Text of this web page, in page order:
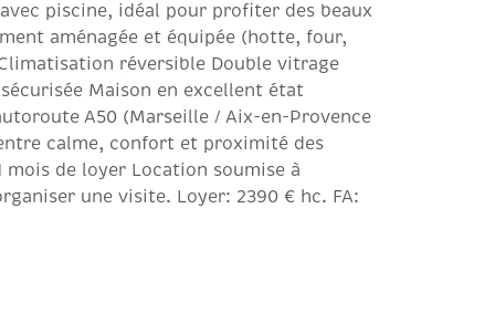
piscine, idéal pour profiter des beaux
aménagée et équipée (hotte, four,
réversible Double vitrage
Maison en excellent état
A50 (Marseille / Aix-en-Provence
calme, confort et proximité des
de loyer Location soumise à
une visite. Loyer: 2390 € hc. FA: